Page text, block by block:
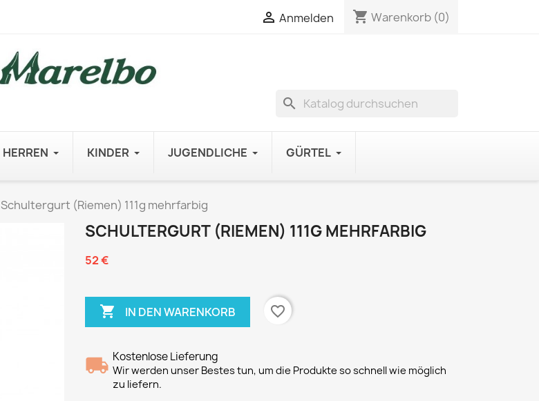
 Anmelden shopping_cart Warenkorb (0)
search
HERREN KINDER JUGENDLICHE GÜRTEL
Schultergurt (Riemen) 111g mehrfarbig
SCHULTERGURT (RIEMEN) 111G MEHRFARBIG
52 €
 IN DEN WARENKORB favorite_border
Kostenlose Lieferung
Wir werden unser Bestes tun, um die Produkte so schnell wie möglich
zu liefern.